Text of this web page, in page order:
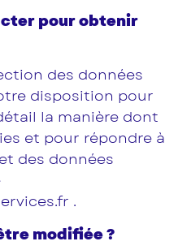
pour obtenir
des données
disposition pour
la manière dont
et pour répondre à
des données
.
modifiée ?